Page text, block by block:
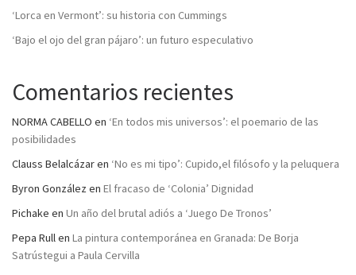
‘Lorca en Vermont’: su historia con Cummings
‘Bajo el ojo del gran pájaro’: un futuro especulativo
Comentarios recientes
NORMA CABELLO en ‘En todos mis universos’: el poemario de las
posibilidades
Clauss Belalcázaren ‘No es mi tipo’: Cupido,el filósofo y la peluquera
Byron González en El fracaso de ‘Colonia’ Dignidad
Pichake en Un año del brutal adiós a ‘Juego De Tronos’
Pepa Rullen La pintura contemporánea en Granada: De Borja
Satrústegui a Paula Cervilla